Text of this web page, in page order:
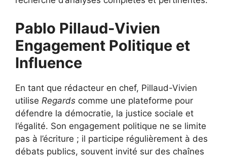
Pablo Pillaud-Vivien
Engagement Politique et
Influence
En tant que rédacteur en chef, Pillaud-Vivien
utilise Regards comme une plateforme pour
défendre la démocratie, la justice sociale et
l’égalité. Son engagement politique ne se limite
pas à l’écriture ; il participe régulièrement à des
débats publics, souvent invité sur des chaînes